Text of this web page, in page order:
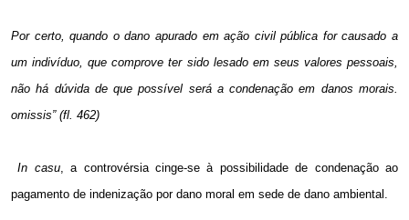
Por certo, quando o dano apurado em ação civil pública for causado a
um indivíduo, que comprove ter sido lesado em seus valores pessoais,
não há dúvida de que possível será a condenação em danos morais.
omissis” (fl. 462)
In casu, a controvérsia cinge-se à possibilidade de condenação ao
pagamento de indenização por dano moral em sede de dano ambiental.